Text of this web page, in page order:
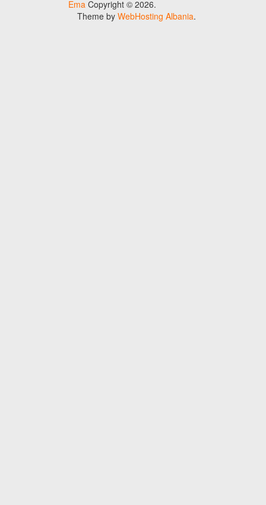
Ema Copyright © 2026.
Theme by WebHosting Albania.